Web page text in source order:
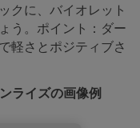
クに、バイオレット
う。ポイント：ダー
軽さとポジティブさ
ライズの画像例